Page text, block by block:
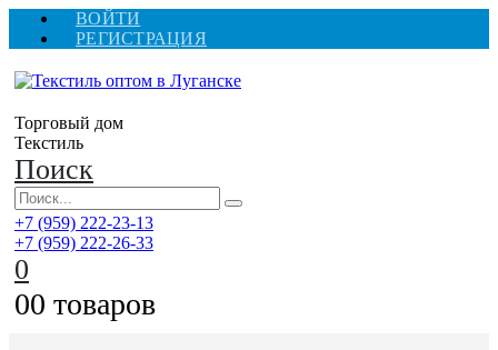
ВОЙТИ
РЕГИСТРАЦИЯ
Торговый дом
Текстиль
Поиск
+7 (959) 222-23-13
+7 (959) 222-26-33
0
00 товаров